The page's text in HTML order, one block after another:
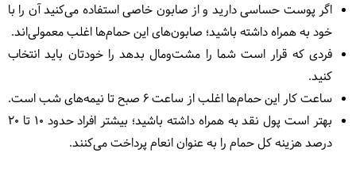
اگر پوست حساسی دارید و از صابون خاصی استفاده می‌کنید آن را با
خود به همراه داشته باشید؛ صابون‌های این حمام‌ها اغلب معمولی‌اند.
فردی که قرار است شما را مشت‌ومال بدهد را خودتان باید انتخاب
کنید.
ساعت کار این حمام‌ها اغلب از ساعت 6 صبح تا نیمه‌های شب است.
بهتر است پول نقد به همراه داشته باشید؛ بیشتر افراد حدود 10 تا 20
درصد هزینه کل حمام را به عنوان انعام پرداخت می‌کنند.